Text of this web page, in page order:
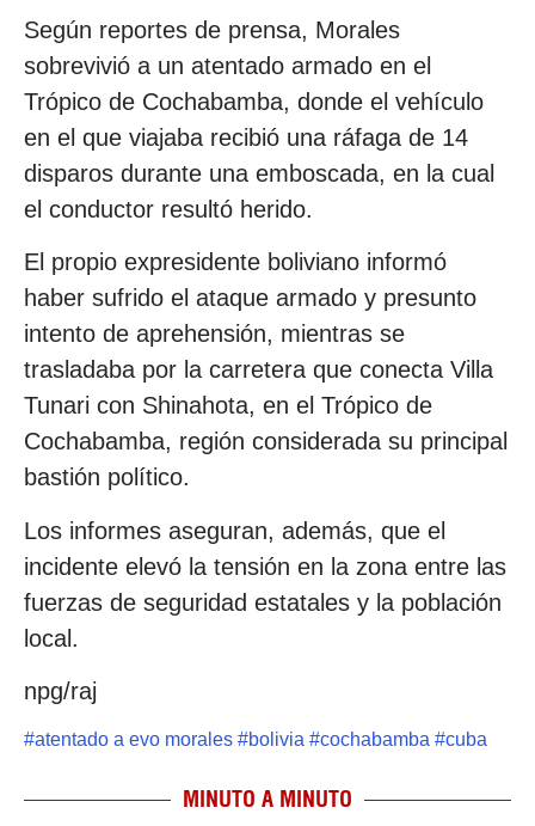
Según reportes de prensa, Morales
sobrevivió a un atentado armado en el
Trópico de Cochabamba, donde el vehículo
en el que viajaba recibió una ráfaga de 14
disparos durante una emboscada, en la cual
el conductor resultó herido.
El propio expresidente boliviano informó
haber sufrido el ataque armado y presunto
intento de aprehensión, mientras se
trasladaba por la carretera que conecta Villa
Tunari con Shinahota, en el Trópico de
Cochabamba, región considerada su principal
bastión político.
Los informes aseguran, además, que el
incidente elevó la tensión en la zona entre las
fuerzas de seguridad estatales y la población
local.
npg/raj
#atentado a evo morales #bolivia #cochabamba #cuba
MINUTO A MINUTO